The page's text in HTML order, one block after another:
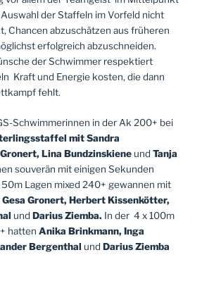
der Staffeln im Vorfeld nicht
Chancen abzuschätzen aus früheren
erfolgreich abzuschneiden.
der Schwimmer respektiert
Kraft und Energie kosten, die dann
fehlt.
Schwimmerinnen in der Ak 200+ bei
mit Sandra
Lina Bundzinskiene und Tanja
souverän mit einigen Sekunden
Lagen mixed 240+ gewannen mit
Gesa Gronert, Herbert Kissenkötter,
und Darius Ziemba. In der 4 x 100m
hatten Anika Brinkmann, Inga
Bergenthal und Darius Ziemba